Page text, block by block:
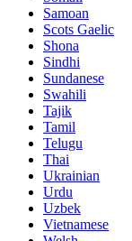
Samoan
Scots Gaelic
Shona
Sindhi
Sundanese
Swahili
Tajik
Tamil
Telugu
Thai
Ukrainian
Urdu
Uzbek
Vietnamese